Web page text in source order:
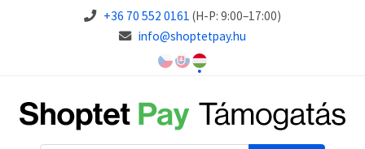
+36 70 552 0161 (H-P: 9:00–17:00)
info@shoptetpay.hu